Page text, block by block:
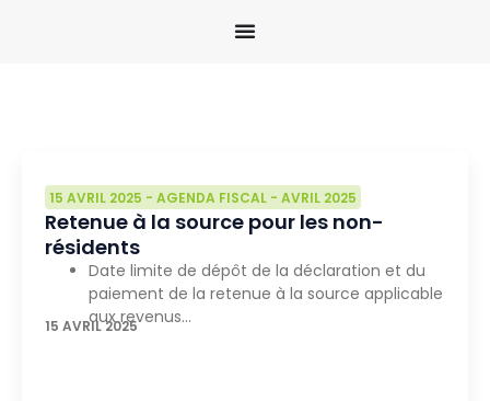
15 AVRIL 2025 - AGENDA FISCAL - AVRIL 2025
Retenue à la source pour les non-
résidents
Date limite de dépôt de la déclaration et du
paiement de la retenue à la source applicable
aux revenus…
15 AVRIL 2025